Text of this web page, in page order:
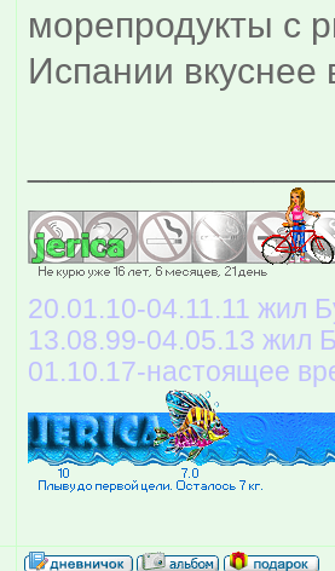
морепродукты с
Испании вкуснее
20.01.10-04.11.11 жил
13.08.99-04.05.13 жил
01.10.17-настоящее